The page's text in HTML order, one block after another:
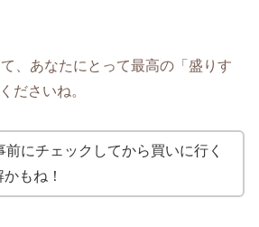
、あなたにとって最高の「盛りす
ださいね。
前にチェックしてから買いに行く
もね！